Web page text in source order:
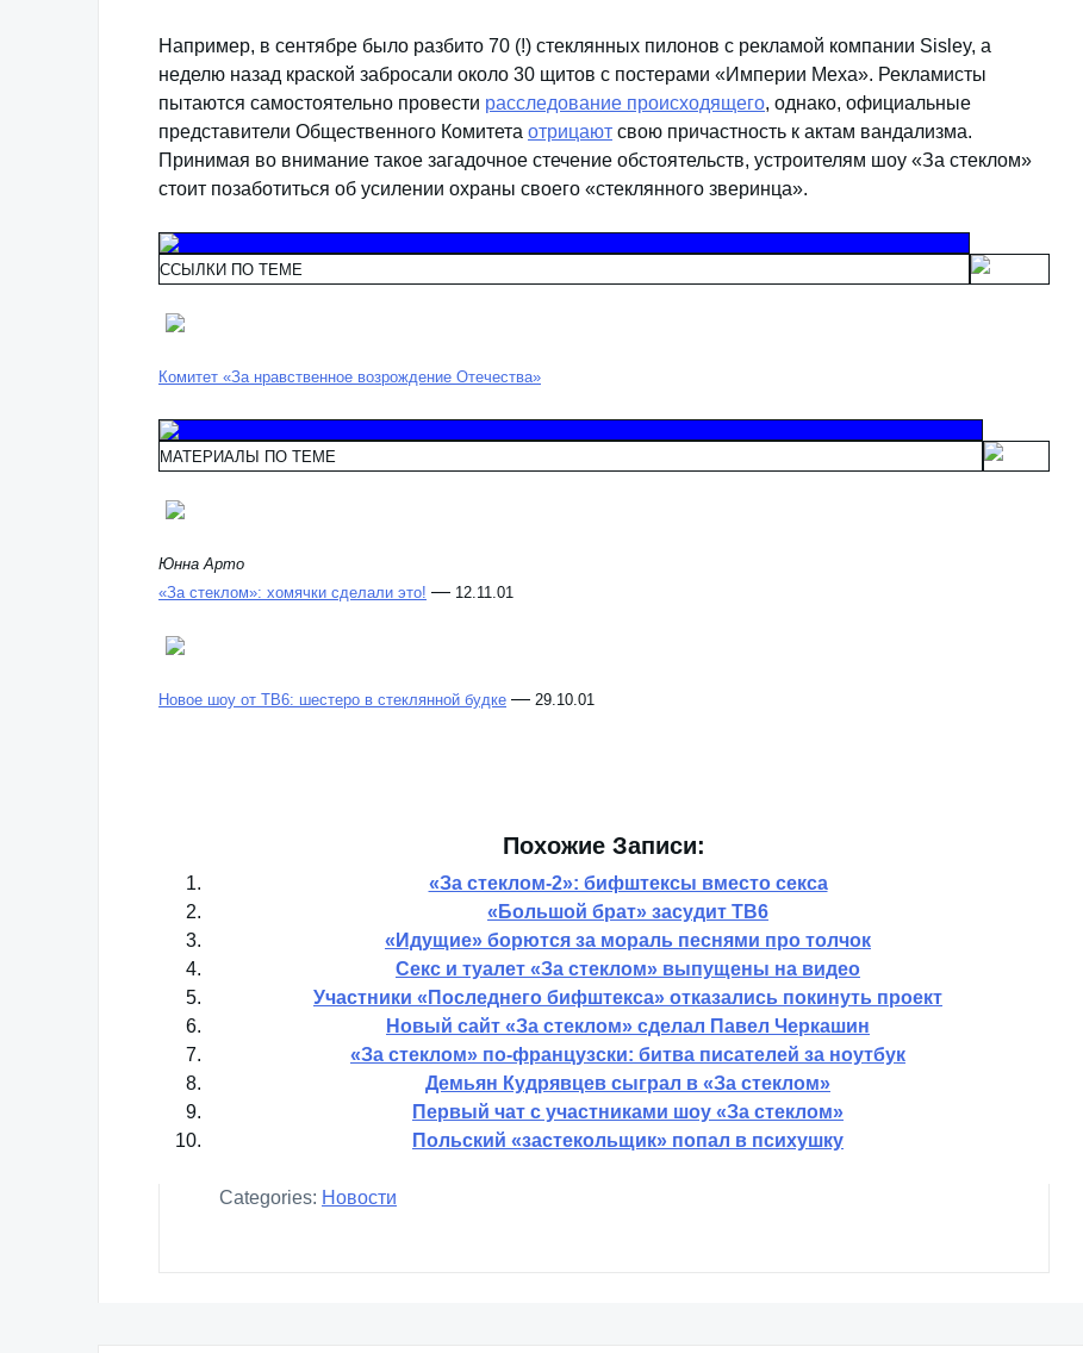
Например, в сентябре было разбито 70 (!) стеклянных пилонов с рекламой компании Sisley, а
неделю назад краской забросали около 30 щитов с постерами «Империи Меха». Рекламисты
пытаются самостоятельно провести расследование происходящего, однако, официальные
представители Общественного Комитета отрицают свою причастность к актам вандализма.
Принимая во внимание такое загадочное стечение обстоятельств, устроителям шоу «За стеклом»
стоит позаботиться об усилении охраны своего «стеклянного зверинца».
ССЫЛКИ ПО ТЕМЕ
Комитет «За нравственное возрождение Отечества»
МАТЕРИАЛЫ ПО ТЕМЕ
Юнна Арто
«За стеклом»: хомячки сделали это! — 12.11.01
Новое шоу от ТВ6: шестеро в стеклянной будке — 29.10.01
Похожие Записи:
«За стеклом-2»: бифштексы вместо секса
«Большой брат» засудит ТВ6
«Идущие» борются за мораль песнями про толчок
Секс и туалет «За стеклом» выпущены на видео
Участники «Последнего бифштекса» отказались покинуть проект
Новый сайт «За стеклом» сделал Павел Черкашин
«За стеклом» по-французски: битва писателей за ноутбук
Демьян Кудрявцев сыграл в «За стеклом»
Первый чат с участниками шоу «За стеклом»
Польский «застекольщик» попал в психушку
Categories: Новости